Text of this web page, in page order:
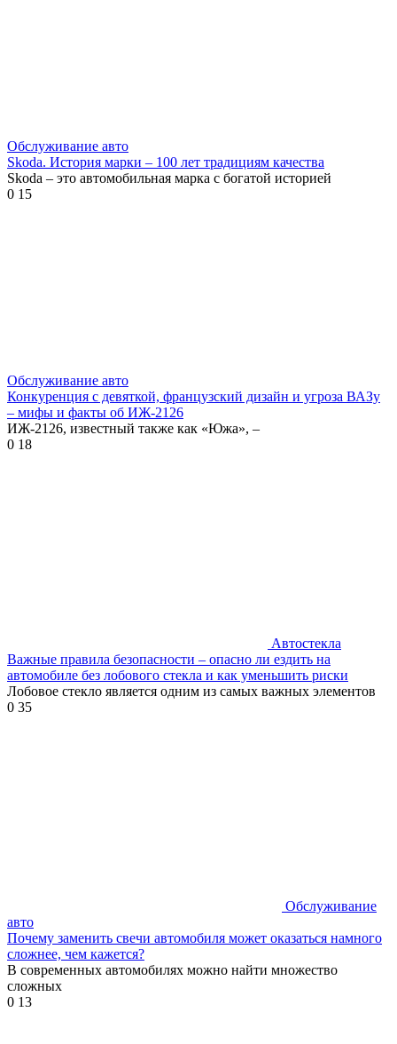
Обслуживание авто
Skoda. История марки – 100 лет традициям качества
Skoda – это автомобильная марка с богатой историей
0 15
Обслуживание авто
Конкуренция с девяткой, французский дизайн и угроза ВАЗу
– мифы и факты об ИЖ-2126
ИЖ-2126, известный также как «Южа», –
0 18
Автостекла
Важные правила безопасности – опасно ли ездить на
автомобиле без лобового стекла и как уменьшить риски
Лобовое стекло является одним из самых важных элементов
0 35
Обслуживание
авто
Почему заменить свечи автомобиля может оказаться намного
сложнее, чем кажется?
В современных автомобилях можно найти множество
сложных
0 13